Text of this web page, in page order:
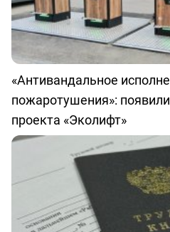
«Антивандальное
пожаротушения»:
проекта «Эколифт»